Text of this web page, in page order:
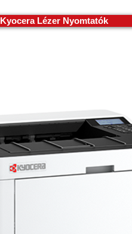
Kyocera Lézer Nyomtatók